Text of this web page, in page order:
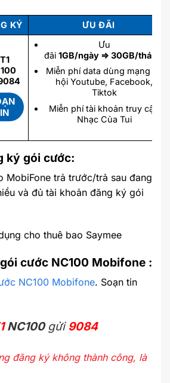
KÝ ƯU ĐÃI
Ưu
đãi1GB/ngày ⇒ 30GB/tháng
Miễn phí data dùng mạng xã
hội Youtube, Facebook,
Tiktok
Miễn phí tài khoản truy cập
Nhạc Của Tui
ký gói cước:
MobiFone trả trước/trả sau đang
và đủ tài khoản đăng ký gói
cho thuê bao Saymee
cước NC100 Mobifone :
NC100 Mobifone. Soạn tin
NC100 gửi 9084
đăng ký không thành công, là